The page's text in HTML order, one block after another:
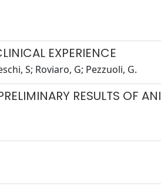
EXPERIENCE
S; Roviaro, G; Pezzuoli, G.
RESULTS OF